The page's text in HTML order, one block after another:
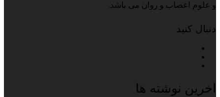
و علوم اعصاب و روان می باشد.
دنبال کنید
اخرین نوشته ها